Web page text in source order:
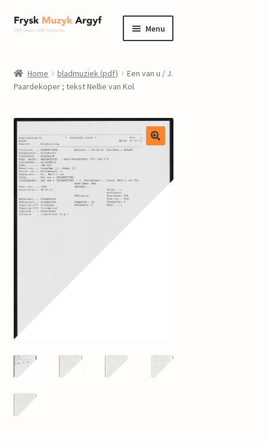
Ga
door
navigatie
Ga
naar
inhoud
Menu
informatie
winkel
Submenu
uitvouwen
Componisten
nieuws
events
Home bladmuziek (pdf)
Een van u / J.
Paardekoper ; tekst Nellie van Kol